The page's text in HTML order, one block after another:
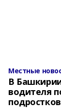
Местные
В
водителя
подростков